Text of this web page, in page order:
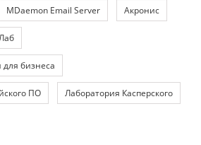
MDaemon Email Server Акронис
бизнеса
ПО Лаборатория Касперского